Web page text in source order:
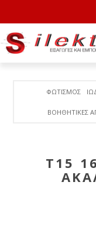
ΦΩΤΙΣΜΟΣ
ΒΟΗΘΗΤΙΚΕΣ
T15